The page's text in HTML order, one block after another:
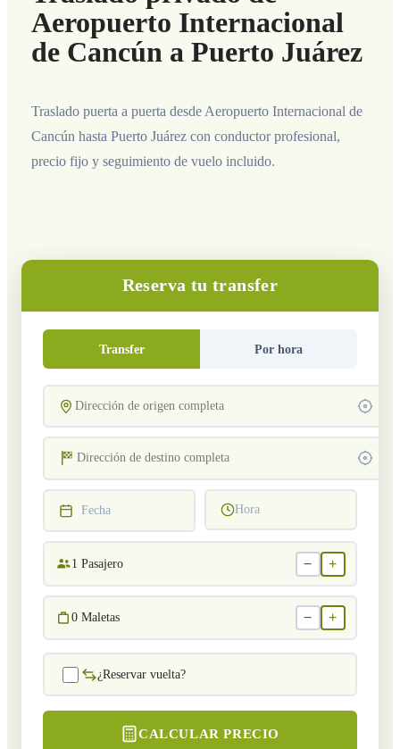
Aeropuerto Internacional
de Cancún a Puerto Juárez
Traslado puerta a puerta desde Aeropuerto Internacional de
Cancún hasta Puerto Juárez con conductor profesional,
precio fijo y seguimiento de vuelo incluido.
Reserva tu transfer
Transfer Por hora
Fecha Hora
1 Pasajero − +
0 Maletas − +
¿Reservar vuelta?
CALCULAR PRECIO